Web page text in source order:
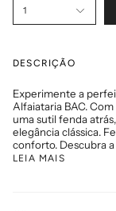
h
1
DESCRIÇÃO
Experimente a
Alfaiataria BAC.
uma sutil fenda
elegância clássica.
conforto. Descubra
LEIA MAIS